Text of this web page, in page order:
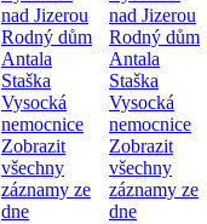
nad Jizerou
Rodný dům
Antala
Staška
Vysocká
nemocnice
Zobrazit
všechny
záznamy ze
dne
nad Jizerou
Rodný dům
Antala
Staška
Vysocká
nemocnice
Zobrazit
všechny
záznamy ze
dne